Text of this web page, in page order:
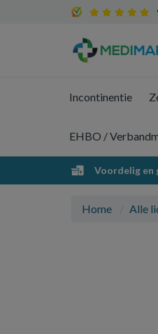
Incontinentie
EHBO /
Voordelig
Home Alle